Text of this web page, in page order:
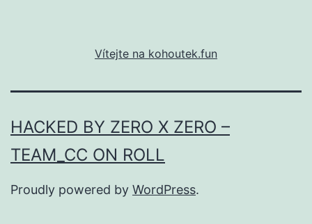
Vítejte na kohoutek.fun
HACKED BY ZERO X ZERO –
TEAM_CC ON ROLL
Proudly powered by WordPress.